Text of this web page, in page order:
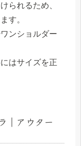
られるため、
す。
ンショルダー
はサイズを正
｜アウター